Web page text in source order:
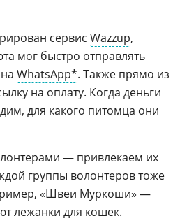
сервис Wazzup,
мог быстро отправлять
WhatsApp*. Также прямо из
на оплату. Когда деньги
для какого питомца они
— привлекаем их
группы волонтеров тоже
«Швеи Муркоши» —
лежанки для кошек.